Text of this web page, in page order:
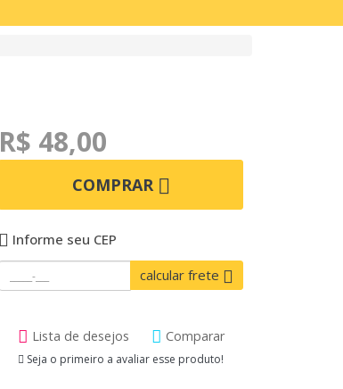
R$ 48,00
COMPRAR
Informe seu CEP
calcular frete
Lista de desejos Comparar
Seja o primeiro a avaliar esse produto!